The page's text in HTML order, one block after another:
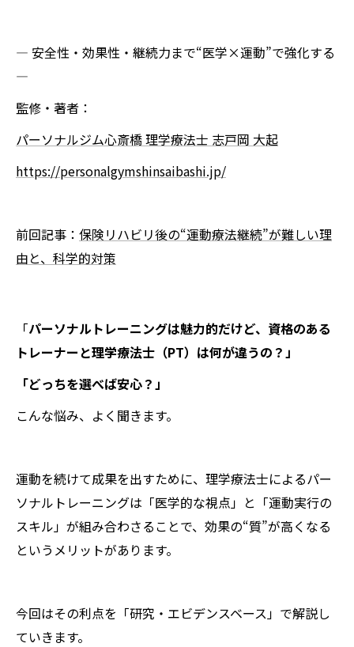
― 安全性・効果性・継続力まで“医学×運動”で強化する
―
監修・著者：
パーソナルジム心斎橋 理学療法士 志戸岡 大起
https://personalgymshinsaibashi.jp/
前回記事： 保険リハビリ後の“運動療法継続”が難しい理
由と、科学的対策
「パーソナルトレーニングは魅力的だけど、資格のある
トレーナーと理学療法士（PT）は何が違うの？」
「どっちを選べば安心？」
こんな悩み、よく聞きます。
運動を続けて成果を出すために、理学療法士によるパー
ソナルトレーニングは「医学的な視点」と「運動実行の
スキル」が組み合わさることで、効果の“質”が高くなる
というメリットがあります。
今回はその利点を「研究・エビデンスベース」で解説し
ていきます。